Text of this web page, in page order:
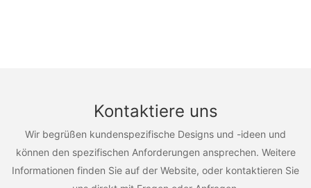
Kontaktiere uns
Wir begrüßen kundenspezifische Designs und -ideen und
können den spezifischen Anforderungen ansprechen. Weitere
Informationen finden Sie auf der Website, oder kontaktieren Sie